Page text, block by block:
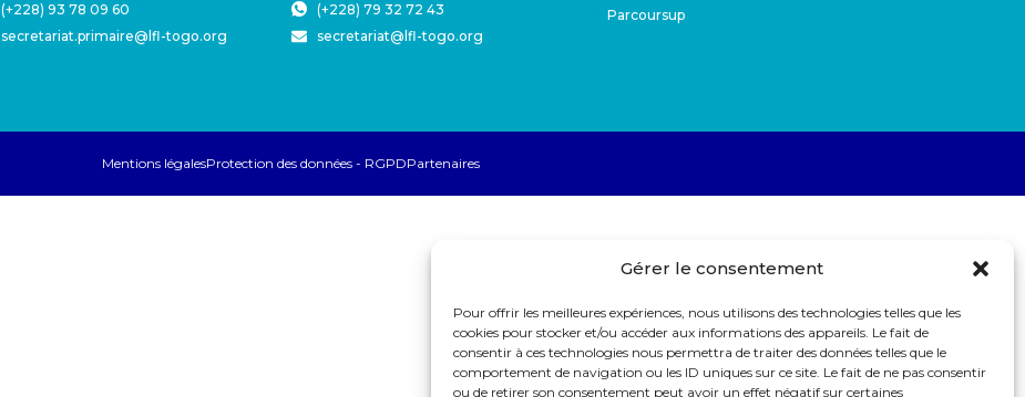
Gérer le consentement
Pour offrir les meilleures expériences, nous utilisons des technologies telles que les
cookies pour stocker et/ou accéder aux informations des appareils. Le fait de
consentir à ces technologies nous permettra de traiter des données telles que le
comportement de navigation ou les ID uniques sur ce site. Le fait de ne pas consentir
ou de retirer son consentement peut avoir un effet négatif sur certaines
(+228) 93 78 09 60
secretariat.primaire@lfl-togo.org
(+228) 79 32 72 43
secretariat@lfl-togo.org
Parcoursup
Mentions légalesProtection des données - RGPDPartenaires